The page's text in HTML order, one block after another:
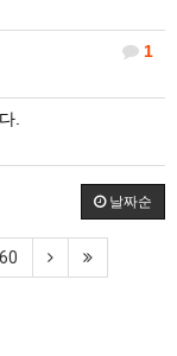
1
.
날짜순
60